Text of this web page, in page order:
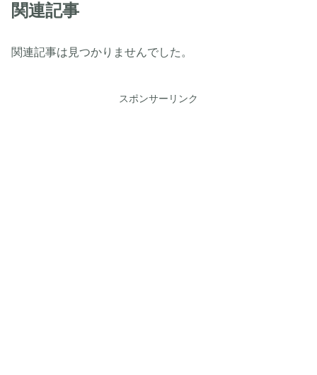
関連記事
関連記事は見つかりませんでした。
スポンサーリンク